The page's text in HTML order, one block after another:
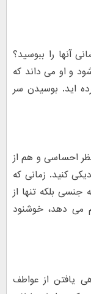
آنها را ببوسید؟
و او می داند که
اید. بوسیدن سر
احساسی و هم از
کنید. زمانی که
بلکه تنها از
می دهد، خوشنود
یافتن از عواطف